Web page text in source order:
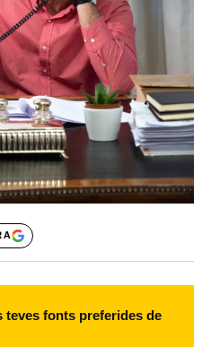
A
teves fonts preferides de